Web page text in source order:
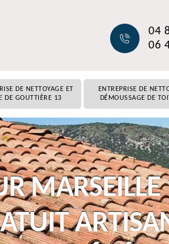
04
06
DE NETTOYAGE ET
DE GOUTTIÈRE 13
ENTREPRISE DE
DÉMOUSSAGE DE